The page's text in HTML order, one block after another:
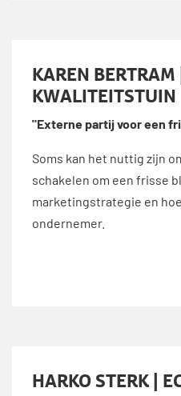
KAREN BERTRAM
KWALITEITSTUIN
"Externe partij voor een
Soms kan het nuttig zijn
schakelen om een frisse
marketingstrategie en
ondernemer.
HARKO STERK |